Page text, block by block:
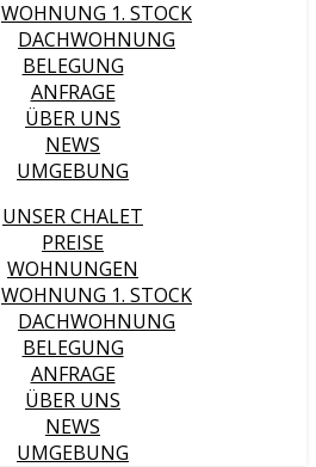
WOHNUNG 1. STOCK
DACHWOHNUNG
BELEGUNG
ANFRAGE
ÜBER UNS
NEWS
UMGEBUNG
UNSER CHALET
PREISE
WOHNUNGEN
WOHNUNG 1. STOCK
DACHWOHNUNG
BELEGUNG
ANFRAGE
ÜBER UNS
NEWS
UMGEBUNG